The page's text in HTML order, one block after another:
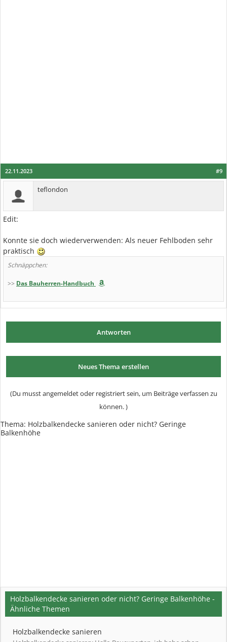
#9
22.11.2023
teflondon
Edit:
Konnte sie doch wiederverwenden: Als neuer Fehlboden sehr
praktisch
Schnäppchen:
>> Das Bauherren-Handbuch
Antworten
Neues Thema erstellen
(Du musst angemeldet oder registriert sein, um Beiträge verfassen zu
können. )
Thema: Holzbalkendecke sanieren oder nicht? Geringe
Balkenhöhe
Holzbalkendecke sanieren oder nicht? Geringe Balkenhöhe -
Ähnliche Themen
Holzbalkendecke sanieren